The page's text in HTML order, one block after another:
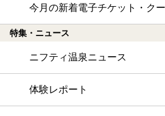
今月の新着電子チケット・ク
特集・ニュース
ニフティ温泉ニュース
体験レポート